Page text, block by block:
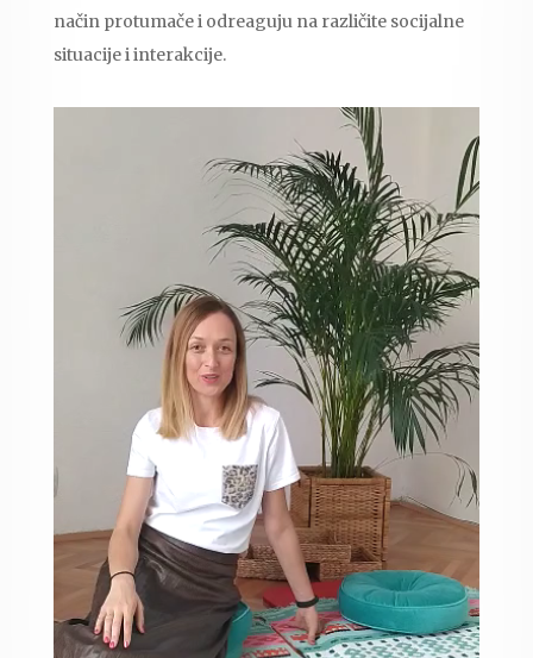
način protumače i odreaguju na različite socijalne
situacije i interakcije.